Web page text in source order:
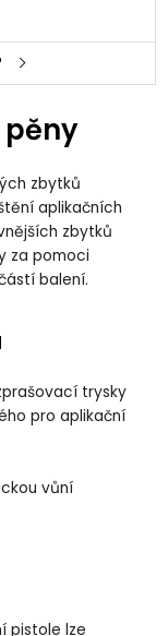
pěny
zbytků
aplikačních
zbytků
za pomoci
balení.
trysky
pro aplikační
vůní
pistole lze